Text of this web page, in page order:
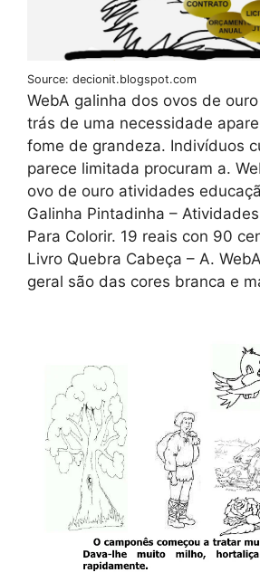
Source: decionit.blogspot.com
WebA galinha dos ovos de
trás de uma necessidade
fome de grandeza. Indivíduos
parece limitada procuram a.
ovo de ouro atividades
Galinha Pintadinha –
Para Colorir. 19 reais con 90
Livro Quebra Cabeça – A.
geral são das cores branca e